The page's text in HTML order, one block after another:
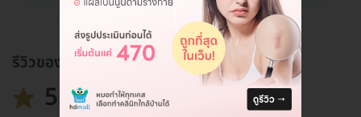
รีวิวของแพ็กเกจ
5.0